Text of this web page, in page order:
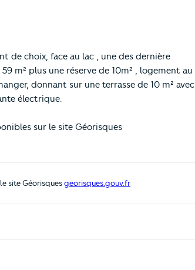
de choix, face au lac , une des dernière
m² plus une réserve de 10m² , logement au
donnant sur une terrasse de 10 m² avec
électrique.
sur le site Géorisques
site Géorisquesgeorisques.gouv.fr